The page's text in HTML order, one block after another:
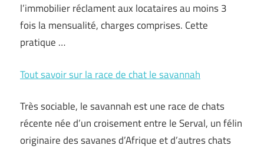
l’immobilier réclament aux locataires au moins 3
fois la mensualité, charges comprises. Cette
pratique …
Tout savoir sur la race de chat le savannah
Très sociable, le savannah est une race de chats
récente née d’un croisement entre le Serval, un félin
originaire des savanes d’Afrique et d’autres chats